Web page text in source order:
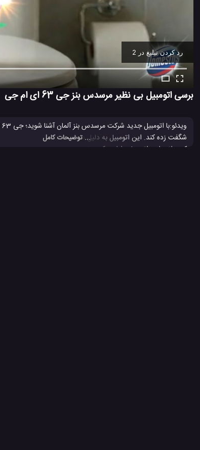
رد کردن تبلیغ در 1
Ad -00:11
برسی اتومبیل بی نظیر مرسدس بنز جی 63 ای ام جی
... توضیحات کامل